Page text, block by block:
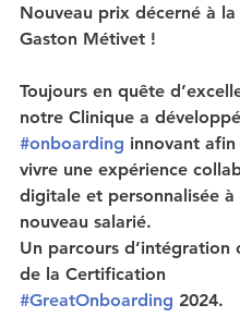
Nouveau prix décerné à la
Gaston Métivet !
Toujours en quête
notre Clinique a
#onboarding innovant
vivre une expérience
digitale et personnalisée à
nouveau salarié.
Un parcours d’intégration
de la Certification
#GreatOnboarding 2024.